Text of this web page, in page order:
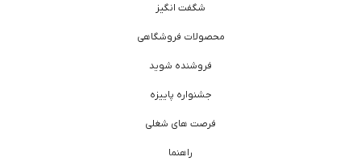
شگفت انگیز
محصولات فروشگاهی
فروشنده شوید
جشنواره پاییزه
فرصت های شغلی
راهنما